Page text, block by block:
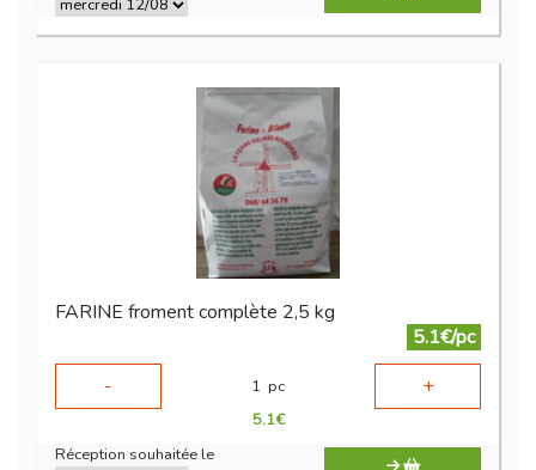
FARINE froment complète 2,5 kg
5.1€/pc
-
1 pc +
5.1€
Réception souhaitée le